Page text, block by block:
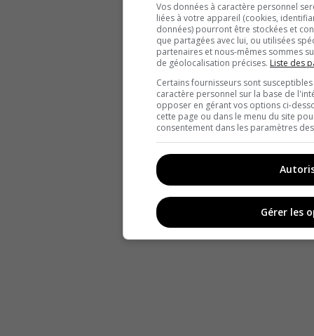
Vos données à caractère personnel
liées à votre appareil (cookies,
données) pourront être stockées et
que partagées avec lui, ou utilisées
partenaires et nous-mêmes sommes
de géolocalisation précises. Liste des
Certains fournisseurs sont
caractère personnel sur la base de
opposer en gérant vos options ci-
cette page ou dans le menu du site
consentement dans les paramètres
Gérer les